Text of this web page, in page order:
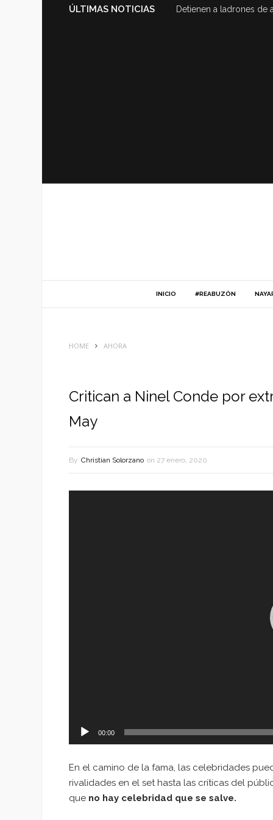
ÚLTIMAS NOTICIAS Detienen a ladrones de
INICIO #REABUZÓN
HOME AHORA
Critican a Ninel Conde por
May
By Christian Solorzano on 27 enero, 2020
00:00
En el camino de la fama, las celebridades
rivalidades en el set hasta las críticas del
que no hay celebridad que se salve.